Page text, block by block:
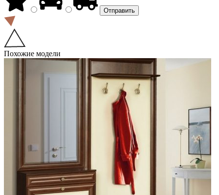
Похожие модели